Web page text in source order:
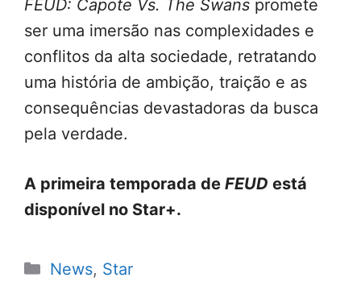
FEUD: Capote Vs. The Swans promete
ser uma imersão nas complexidades e
conflitos da alta sociedade, retratando
uma história de ambição, traição e as
consequências devastadoras da busca
pela verdade.
A primeira temporada de FEUD está
disponível no Star+.
Categorias
News, Star